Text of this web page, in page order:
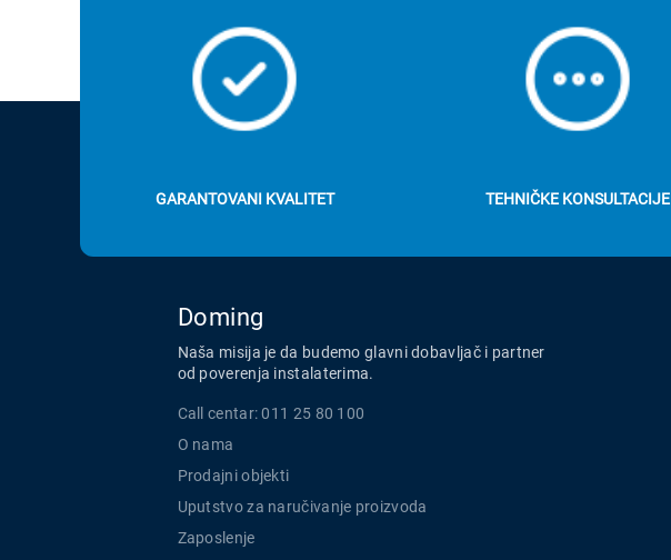
GARANTOVANI KVALITET TEHNIČKE KONSULTACIJE
Doming
Naša misija je da budemo glavni dobavljač i partner
od poverenja instalaterima.
Call centar: 011 25 80 100
O nama
Prodajni objekti
Uputstvo za naručivanje proizvoda
Zaposlenje